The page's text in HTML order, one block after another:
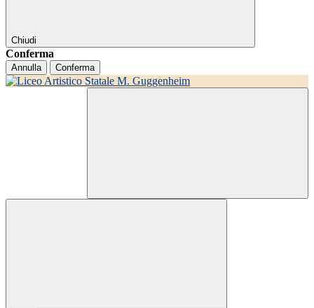
Chiudi
Conferma
Annulla Conferma